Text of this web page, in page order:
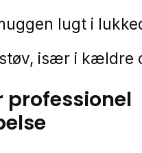
lugt i
især i kældre
professionel